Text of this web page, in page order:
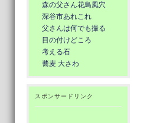
森の父さん花鳥風穴
深谷市あれこれ
父さんは何でも撮る
目の付けどころ
考える石
蕎麦 大さわ
スポンサードリンク